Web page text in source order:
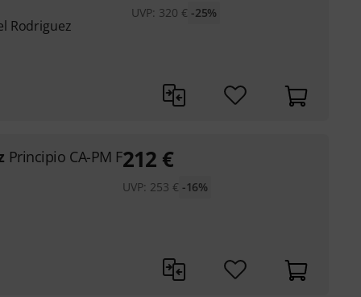
Rodriguez
UVP: 320 € -25%
Principio CA-PM F212 €
UVP: 253 € -16%